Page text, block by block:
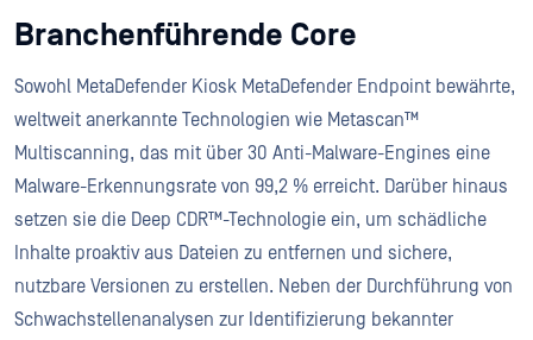
Branchenführende Core
Sowohl MetaDefender Kiosk MetaDefender Endpoint bewährte,
weltweit anerkannte Technologien wie Metascan™
Multiscanning, das mit über 30 Anti-Malware-Engines eine
Malware-Erkennungsrate von 99,2 % erreicht. Darüber hinaus
setzen sie die Deep CDR™-Technologie ein, um schädliche
Inhalte proaktiv aus Dateien zu entfernen und sichere,
nutzbare Versionen zu erstellen. Neben der Durchführung von
Schwachstellenanalysen zur Identifizierung bekannter